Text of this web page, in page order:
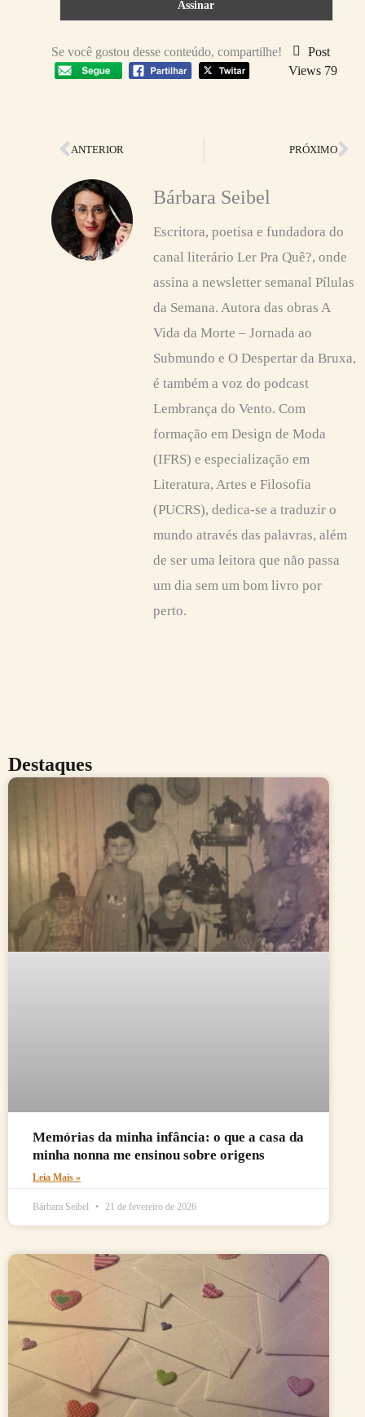
Se você gostou desse conteúdo, compartilhe!
Post
Views 79
Anterior
ANTERIOR PRÓXIMO
Bárbara Seibel
Escritora, poetisa e fundadora do
canal literário Ler Pra Quê?, onde
assina a newsletter semanal Pílulas
da Semana. Autora das obras A
Vida da Morte – Jornada ao
Submundo e O Despertar da Bruxa,
é também a voz do podcast
Lembrança do Vento. Com
formação em Design de Moda
(IFRS) e especialização em
Literatura, Artes e Filosofia
(PUCRS), dedica-se a traduzir o
mundo através das palavras, além
de ser uma leitora que não passa
um dia sem um bom livro por
perto.
Destaques
Memórias da minha infância: o que a casa da
minha nonna me ensinou sobre origens
Leia Mais »
Bárbara Seibel 21 de fevereiro de 2026